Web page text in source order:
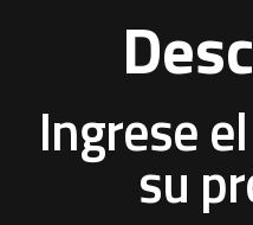
Ingrese
su